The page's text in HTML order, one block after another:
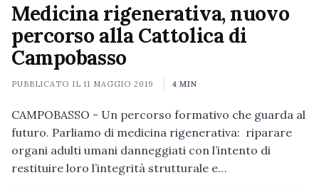
Medicina rigenerativa, nuovo
percorso alla Cattolica di
Campobasso
PUBBLICATO IL11 MAGGIO 2019 4 MIN
CAMPOBASSO - Un percorso formativo che guarda al
futuro. Parliamo di medicina rigenerativa: riparare
organi adulti umani danneggiati con l’intento di
restituire loro l’integrità strutturale e…